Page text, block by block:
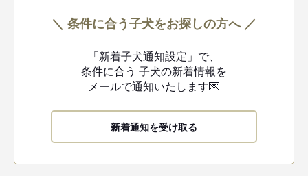
＼ 条件に合う子犬をお探しの方へ ／
「新着子犬通知設定」で、
条件に合う 子犬の新着情報を
メールで通知いたします💌
新着通知を受け取る